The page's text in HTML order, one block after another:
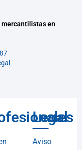
mercantilistas en
Legal
Aviso